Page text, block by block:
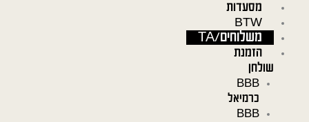
מסעדות
BTW
משלוחים/TA
הזמנת
שולחן
BBB
כרמיאל
BBB